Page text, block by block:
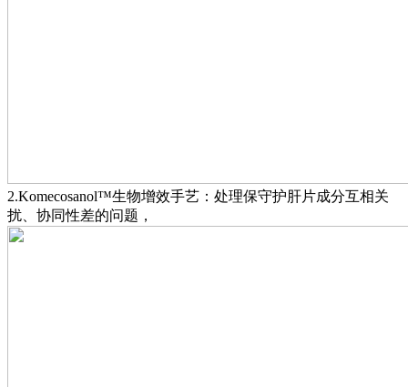
2.Komecosanol™生物增效手艺：处理保守护肝片成分互相关
扰、协同性差的问题，